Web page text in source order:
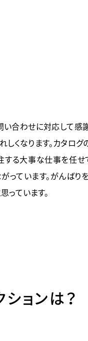
合わせに対応して感
しくなります。カタロ
る大事な仕事を任せ
っています。がんば
っています。
ョンは？